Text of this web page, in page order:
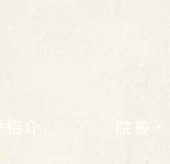
介 院長